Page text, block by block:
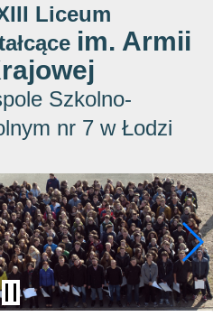
Liceum
im. Armii
Szkolno-
nr 7 w Łodzi